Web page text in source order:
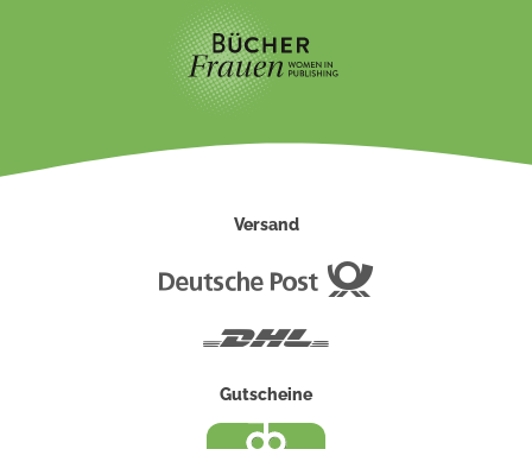
Versand
Gutscheine